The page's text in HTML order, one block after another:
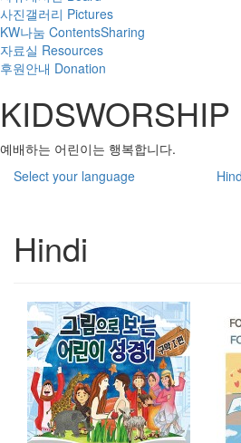
사진갤러리 Pictures
KW나눔 ContentsSharing
자료실 Resources
후원안내 Donation
KIDSWORSHIP
예배하는 어린이는 행복합니다.
Select your language
Hindi